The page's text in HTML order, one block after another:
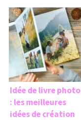
Idée de livre photo
: les meilleures
idées de création